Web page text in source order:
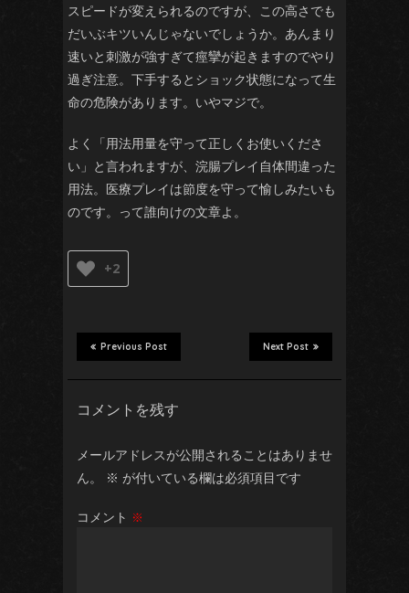
スピードが変えられるのですが、この高さでも
だいぶキツいんじゃないでしょうか。あんまり
速いと刺激が強すぎて痙攣が起きますのでやり
過ぎ注意。下手するとショック状態になって生
命の危険があります。いやマジで。
よく「用法用量を守って正しくお使いくださ
い」と言われますが、浣腸プレイ自体間違った
用法。医療プレイは節度を守って愉しみたいも
のです。って誰向けの文章よ。
+2
Next Post
Previous Post
コメントを残す
メールアドレスが公開されることはありませ
ん。
※ が付いている欄は必須項目です
コメント ※